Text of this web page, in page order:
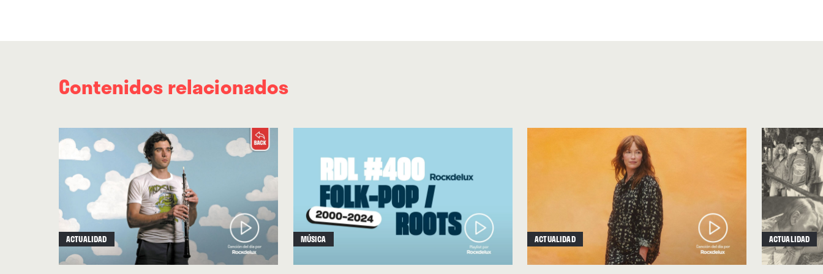
igual si Sufjan está hablando de sí mismo aquí, ni siquiera merece la pena
las cuerdas embriagadoras, los sintetizadores ambientales, las percusiones
de otro planeta… Todo llega siempre en el momento justo, cuando el de
Detroit está a punto de romperse, con la calidez de un amigo. Lo levantan y
lo impulsan.
Porque en el fondo “Javelin” es un disco de ruptura, o un collage de
rupturas, y en las rupturas –y ante la pérdida en general– es cuando más
recurrimos a los que nos rodean. También cuando más conscientes somos,
Contenidos relacionados
ACTUALIDAD MÚSICA ACTUALIDAD ACTUALIDAD